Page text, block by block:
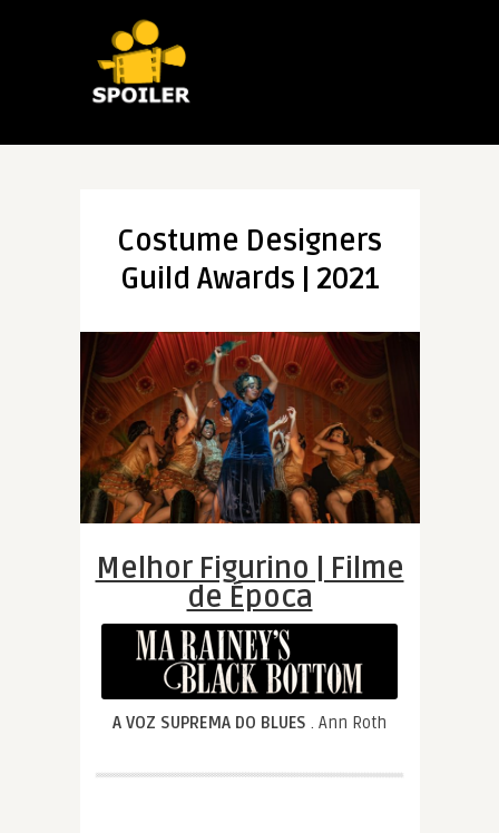
Costume Designers
Guild Awards | 2021
Melhor Figurino | Filme
de Época
A VOZ SUPREMA DO BLUES . Ann Roth